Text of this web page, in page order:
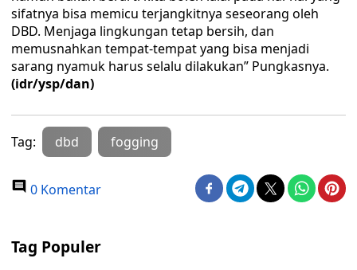
sifatnya bisa memicu terjangkitnya seseorang oleh
DBD. Menjaga lingkungan tetap bersih, dan
memusnahkan tempat-tempat yang bisa menjadi
sarang nyamuk harus selalu dilakukan” Pungkasnya.
(idr/ysp/dan)
Tag: dbd fogging
0 Komentar
Tag Populer